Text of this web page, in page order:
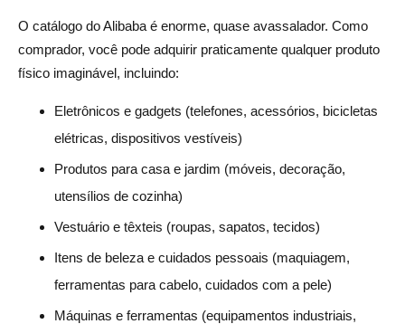
O catálogo do Alibaba é enorme, quase avassalador. Como
comprador, você pode adquirir praticamente qualquer produto
físico imaginável, incluindo:
Eletrônicos e gadgets (telefones, acessórios, bicicletas
elétricas, dispositivos vestíveis)
Produtos para casa e jardim (móveis, decoração,
utensílios de cozinha)
Vestuário e têxteis (roupas, sapatos, tecidos)
Itens de beleza e cuidados pessoais (maquiagem,
ferramentas para cabelo, cuidados com a pele)
Máquinas e ferramentas (equipamentos industriais,